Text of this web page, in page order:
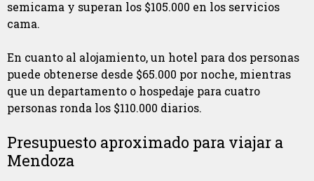
semicama y superan los $105.000 en los servicios
cama.
En cuanto al alojamiento, un hotel para dos personas
puede obtenerse desde $65.000 por noche, mientras
que un departamento o hospedaje para cuatro
personas ronda los $110.000 diarios.
Presupuesto aproximado para viajar a
Mendoza